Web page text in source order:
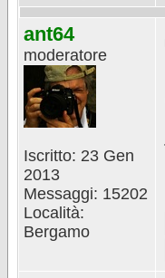
ant64
moderatore
Iscritto: 23 Gen
2013
Messaggi: 15202
Località:
Bergamo